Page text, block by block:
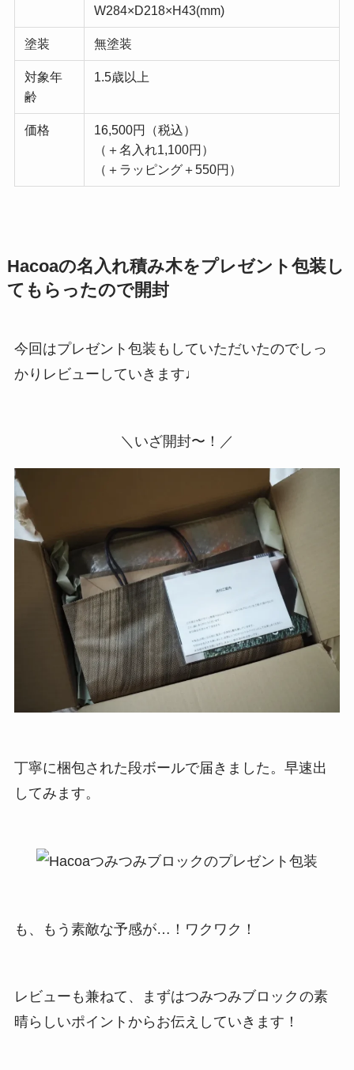
W284×D218×H43(mm)
塗装 無塗装
対象年
齢
1.5歳以上
価格
16,500円（税込）
（＋名入れ1,100円）
（＋ラッピング＋550円）
Hacoaの名入れ積み木をプレゼント包装し
てもらったので開封
今回はプレゼント包装もしていただいたのでしっ
かりレビューしていきます♩
＼いざ開封〜！／
丁寧に梱包された段ボールで届きました。早速出
してみます。
も、もう素敵な予感が…！ワクワク！
レビューも兼ねて、まずはつみつみブロック の素
晴らしいポイントからお伝えしていきます！